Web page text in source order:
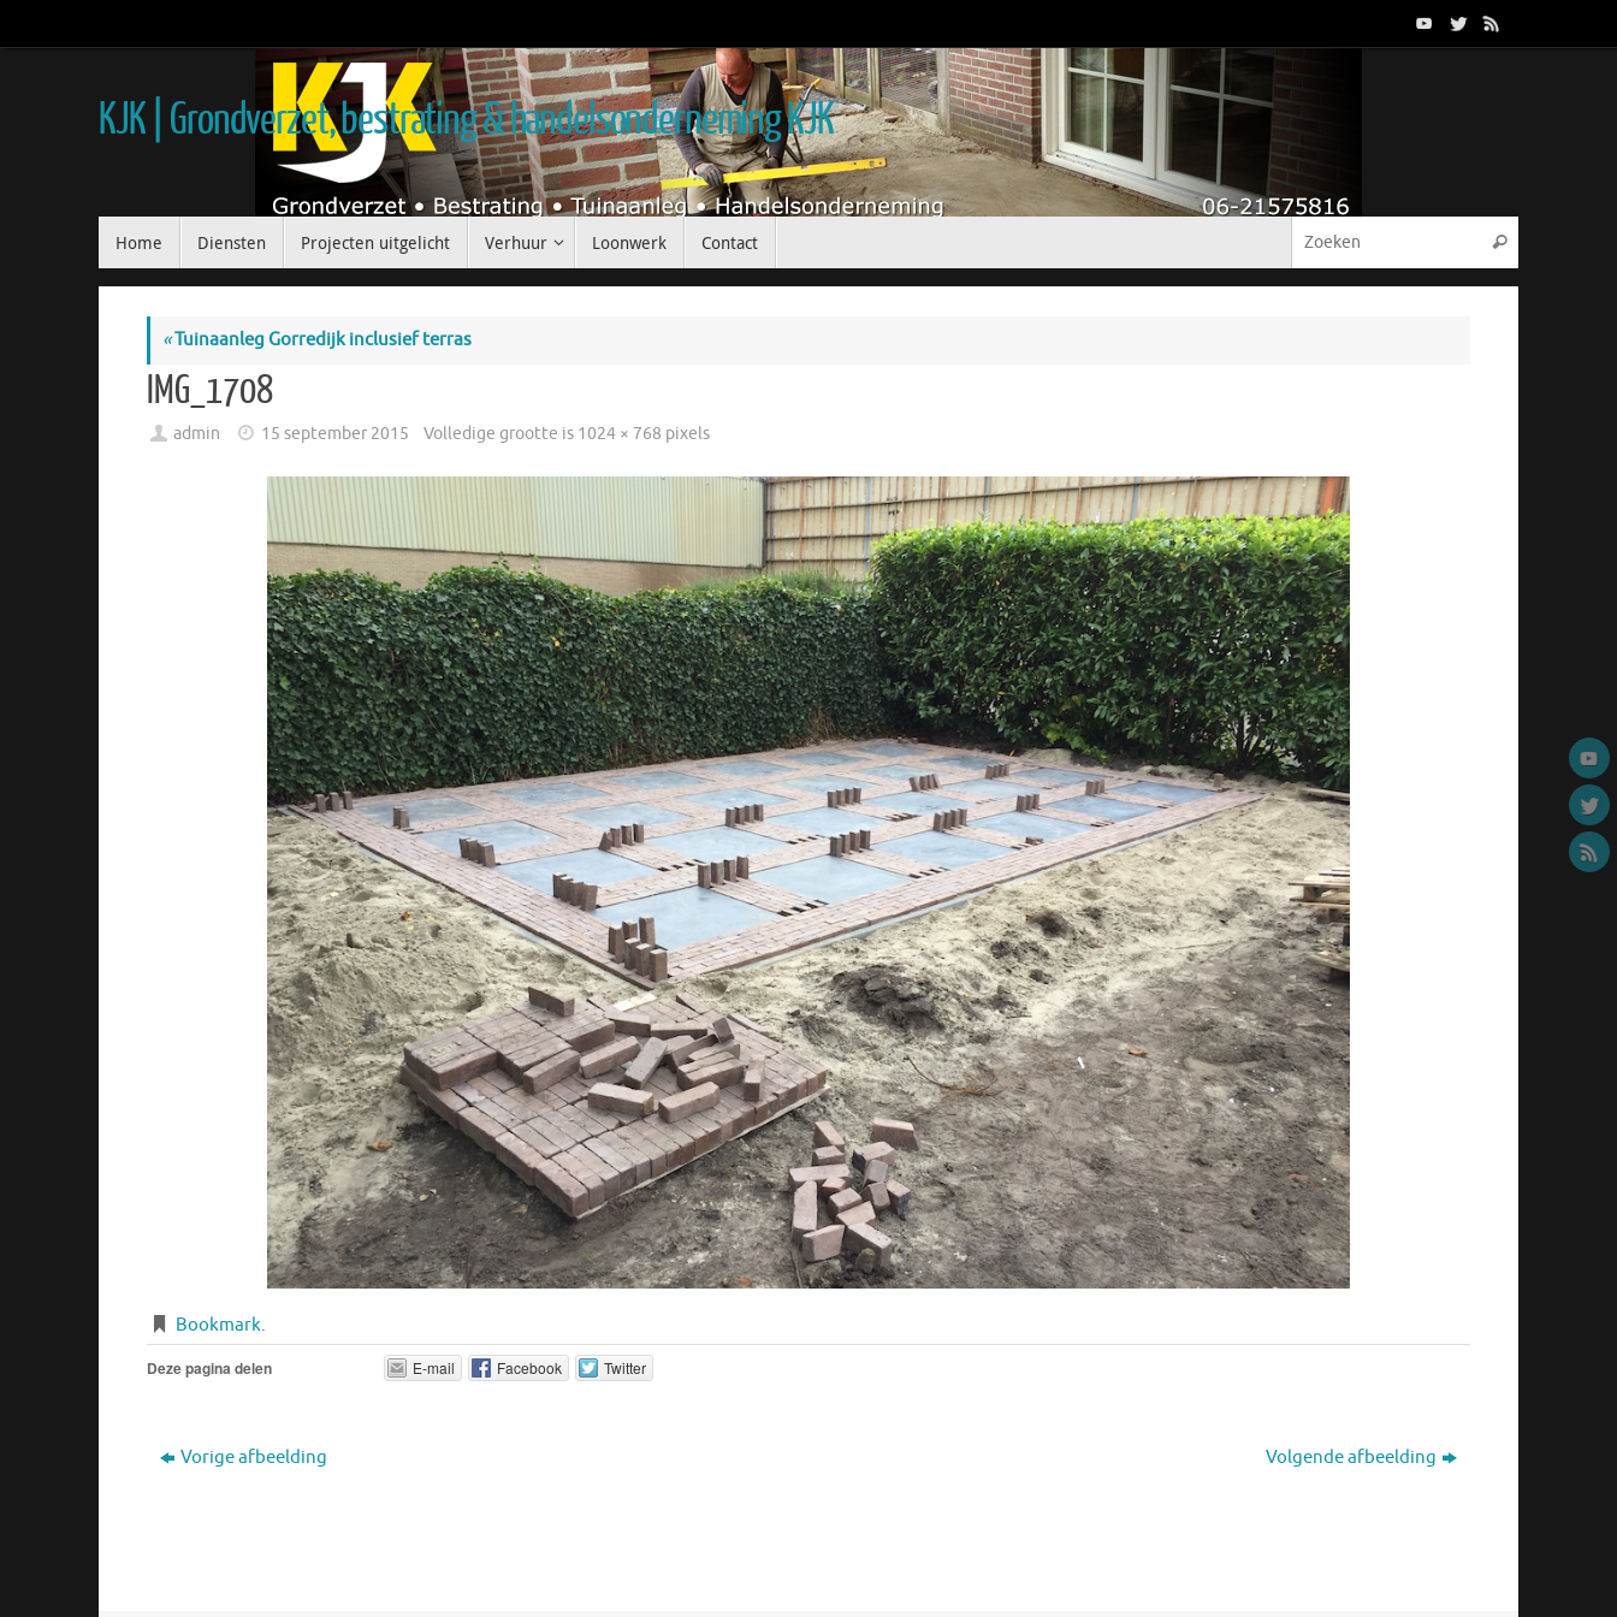
KJK | Grondverzet, bestrating & handelsonderneming KJK
Home Diensten Projecten uitgelicht Verhuur Loonwerk Contact
«Tuinaanleg Gorredijk inclusief terras
IMG_1708
admin 15 september 2015 Volledige grootte is 1024 × 768 pixels
Bookmark.
Deze pagina delen E-mail Facebook Twitter
Vorige afbeelding Volgende afbeelding